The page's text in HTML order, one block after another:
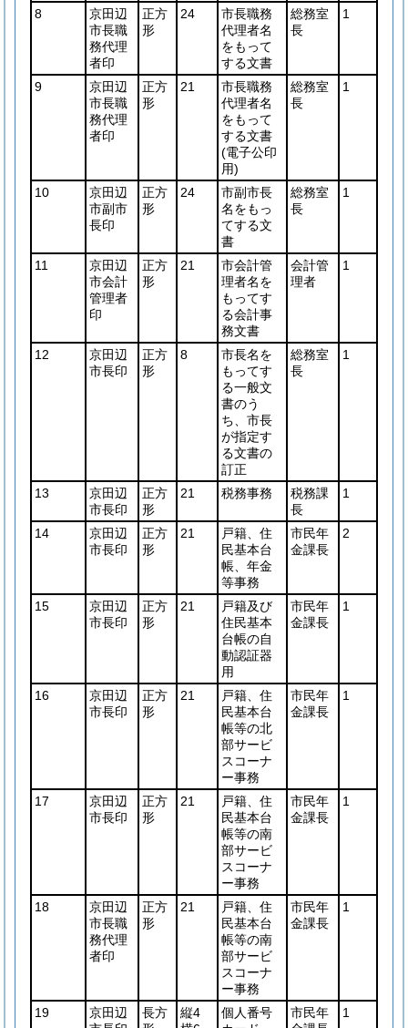
8
京田辺
市長職
務代理
者印
正方
形
24
市長職務
代理者名
をもって
する文書
総務室
長
1
9
京田辺
市長職
務代理
者印
正方
形
21
市長職務
代理者名
をもって
する文書
(電子公印
用)
総務室
長
1
10
京田辺
市副市
長印
正方
形
24
市副市長
名をもっ
てする文
書
総務室
長
1
11
京田辺
市会計
管理者
印
正方
形
21
市会計管
理者名を
もってす
る会計事
務文書
会計管
理者
1
12
京田辺
市長印
正方
形
8
市長名を
もってす
る一般文
書のう
ち、市長
が指定す
る文書の
訂正
総務室
長
1
13
京田辺
市長印
正方
形
21 税務事務
税務課
長
1
14
京田辺
市長印
正方
形
21
戸籍、住
民基本台
帳、年金
等事務
市民年
金課長
2
15
京田辺
市長印
正方
形
21
戸籍及び
住民基本
台帳の自
動認証器
用
市民年
金課長
1
16
京田辺
市長印
正方
形
21
戸籍、住
民基本台
帳等の北
部サービ
スコーナ
ー事務
市民年
金課長
1
17
京田辺
市長印
正方
形
21
戸籍、住
民基本台
帳等の南
部サービ
スコーナ
ー事務
市民年
金課長
1
18
京田辺
市長職
務代理
者印
正方
形
21
戸籍、住
民基本台
帳等の南
部サービ
スコーナ
ー事務
市民年
金課長
1
19
京田辺
長方
縦4
個人番号
市民年
1